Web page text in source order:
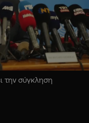
την σύγκληση